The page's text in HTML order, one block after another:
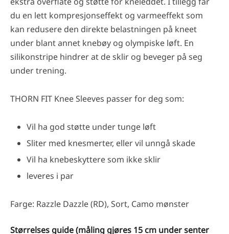
du en lett kompresjonseffekt og varmeeffekt som
kan redusere den direkte belastningen på kneet
under blant annet knebøy og olympiske løft. En
silikonstripe hindrer at de sklir og beveger på seg
under trening.
THORN FIT Knee Sleeves passer for deg som:
Vil ha god støtte under tunge løft
Sliter med knesmerter, eller vil unngå skade
Vil ha knebeskyttere som ikke sklir
leveres i par
Farge: Razzle Dazzle (RD), Sort, Camo mønster
Størrelses guide (måling gjøres 15 cm under senter